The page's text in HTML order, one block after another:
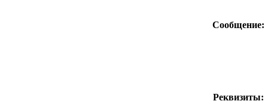
Сообщение:
Реквизиты: